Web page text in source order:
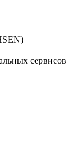
сервисов